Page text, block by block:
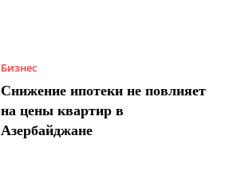
Бизнес
Снижение ипотеки не повлияет
на цены квартир в
Азербайджане